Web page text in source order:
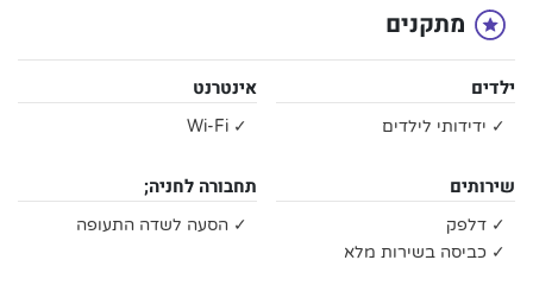
מתקנים
ילדים
✓ ידידותי לילדים
אינטרנט
✓ Wi-Fi
שירותים
✓ דלפק
✓ כביסה בשירות מלא
תחבורה לחניה;
✓ הסעה לשדה התעופה